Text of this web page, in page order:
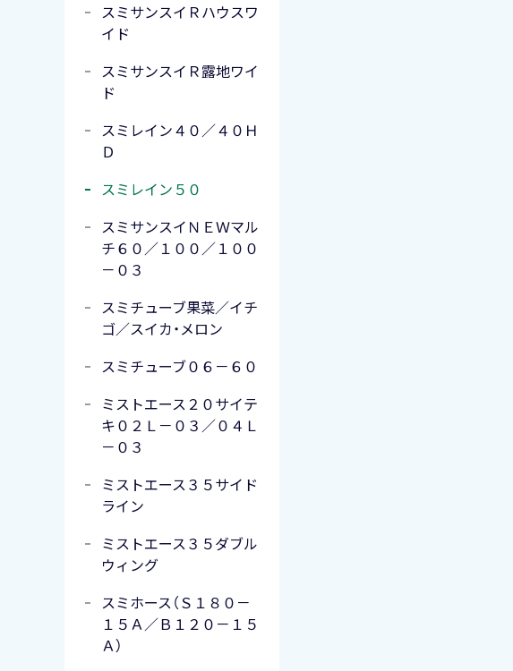
スミサンスイＲハウスワ
イド
スミサンスイＲ露地ワイ
ド
スミレイン４０／４０Ｈ
Ｄ
スミレイン５０
スミサンスイＮＥＷマル
チ６０／１００／１００
－０３
スミチューブ果菜／イチ
ゴ／スイカ・メロン
スミチューブ０６－６０
ミストエース２０サイテ
キ０２Ｌ－０３／０４Ｌ
－０３
ミストエース３５サイド
ライン
ミストエース３５ダブル
ウィング
スミホース（Ｓ１８０－
１５Ａ／Ｂ１２０－１５
Ａ）